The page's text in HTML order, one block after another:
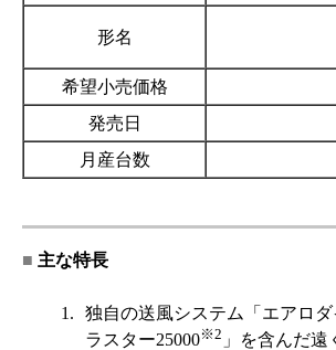
形名
希望小売価格
発売日
月産台数
■ 主な特長
1.
独自の送風システム「エアロ
ラスター25000※2 」を含んだ遠